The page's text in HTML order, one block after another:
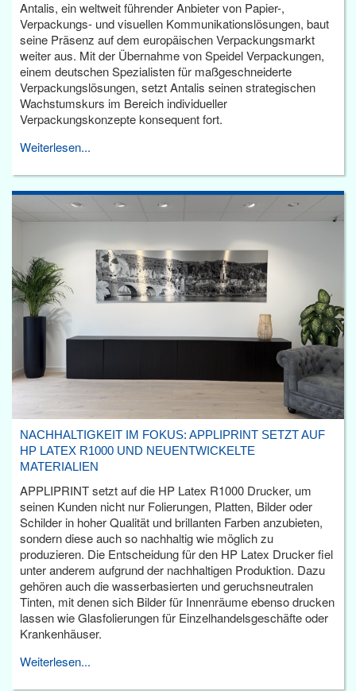
Antalis, ein weltweit führender Anbieter von Papier-,
Verpackungs- und visuellen Kommunikationslösungen, baut
seine Präsenz auf dem europäischen Verpackungsmarkt
weiter aus. Mit der Übernahme von Speidel Verpackungen,
einem deutschen Spezialisten für maßgeschneiderte
Verpackungslösungen, setzt Antalis seinen strategischen
Wachstumskurs im Bereich individueller
Verpackungskonzepte konsequent fort.
Weiterlesen...
NACHHALTIGKEIT IM FOKUS: APPLIPRINT SETZT AUF
HP LATEX R1000 UND NEUENTWICKELTE
MATERIALIEN
APPLIPRINT setzt auf die HP Latex R1000 Drucker, um
seinen Kunden nicht nur Folierungen, Platten, Bilder oder
Schilder in hoher Qualität und brillanten Farben anzubieten,
sondern diese auch so nachhaltig wie möglich zu
produzieren. Die Entscheidung für den HP Latex Drucker fiel
unter anderem aufgrund der nachhaltigen Produktion. Dazu
gehören auch die wasserbasierten und geruchsneutralen
Tinten, mit denen sich Bilder für Innenräume ebenso drucken
lassen wie Glasfolierungen für Einzelhandelsgeschäfte oder
Krankenhäuser.
Weiterlesen...